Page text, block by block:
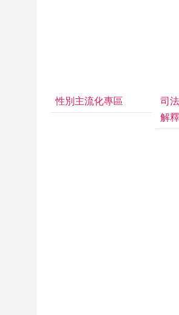
性別主流化專區
司
解